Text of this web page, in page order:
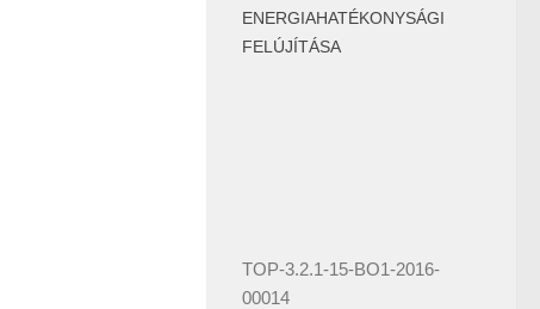
ENERGIAHATÉKONYSÁGI
FELÚJÍTÁSA
TOP-3.2.1-15-BO1-2016-
00014